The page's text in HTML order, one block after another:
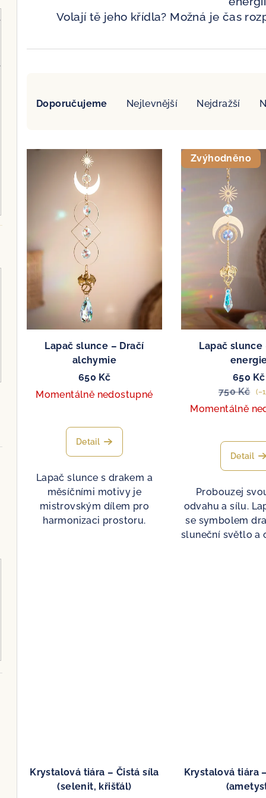
Volají tě jeho křídla? Možná je čas
e
r
o
u
k
Doporučujeme Nejlevnější Nejdražší
V
s
p
r
o
d
Lapač slunce – Dračí
alchymie
650 Kč
Momentálně nedostupné
Detail
Lapač slunce s drakem a
měsíčními motivy je
mistrovským dílem pro
harmonizaci prostoru.
Zvýhodněno
Lapač slunce
650 Kč
750 Kč
Momentálně
Detail
Probouzej
odvahu a sílu.
se symbolem
sluneční světlo a
Krystalová tiára – Čistá síla
(selenit, křišťál)
Krystalová tiára